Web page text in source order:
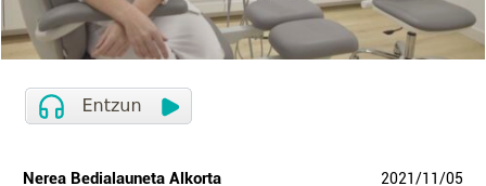
Nerea Bedialauneta Alkorta 2021/11/05